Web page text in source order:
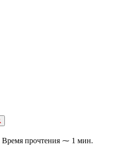
Время прочтения ⁓ 1 мин.